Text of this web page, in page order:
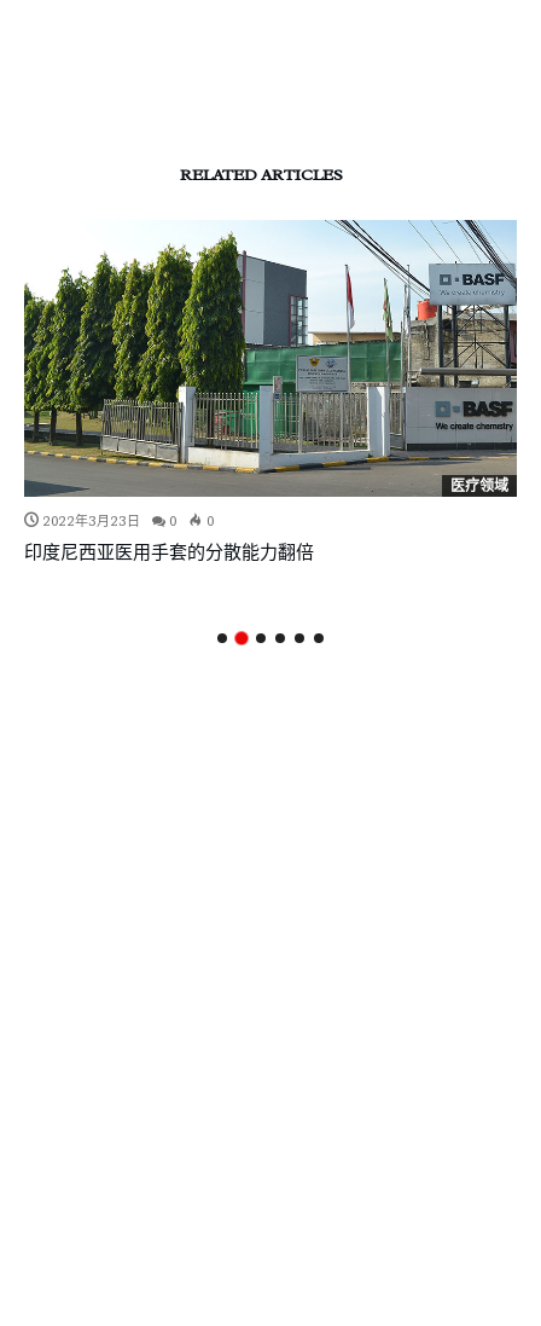
RELATED ARTICLES
医疗领域
2022年3月23日 0 0
印度尼西亚医用手套的分散能力翻倍